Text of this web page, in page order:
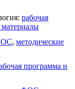
рабочая
материалы
, методические
программа и